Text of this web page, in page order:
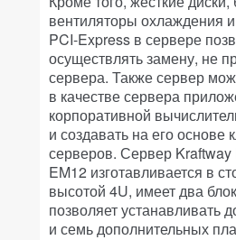
вентиляторы охлаждения
PCI-Express в сервере
осуществлять замену, не
сервера. Также сервер
в качестве сервера
корпоративной
и создавать на его основе
серверов. Сервер Kraftway
EM12 изготавливается в
высотой 4U, имеет два
позволяет устанавливать
и семь дополнительных